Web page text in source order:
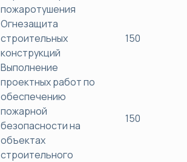
пожаротушения
Огнезащита
строительных
конструкций
150
Выполнение
проектных работ по
обеспечению
пожарной
безопасности на
объектах
строительного
150